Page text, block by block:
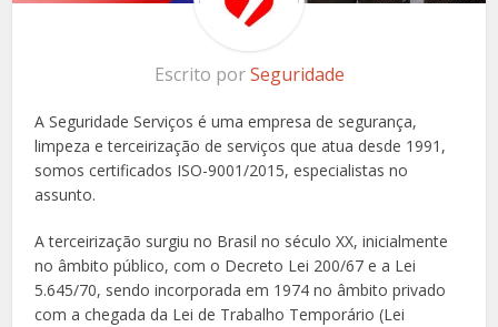
Escrito porSeguridade
A Seguridade Serviços é uma empresa de segurança,
limpeza e terceirização de serviços que atua desde 1991,
somos certificados ISO-9001/2015, especialistas no
assunto.
A terceirização surgiu no Brasil no século XX, inicialmente
no âmbito público, com o Decreto Lei 200/67 e a Lei
5.645/70, sendo incorporada em 1974 no âmbito privado
com a chegada da Lei de Trabalho Temporário (Lei